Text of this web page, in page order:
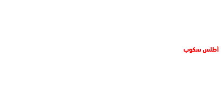
أطلس سكوب